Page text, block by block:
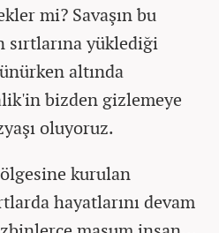
mi? Savaşın bu
sırtlarına yüklediği
altında
bizden gizlemeye
oluyoruz.
kurulan
hayatlarını devam